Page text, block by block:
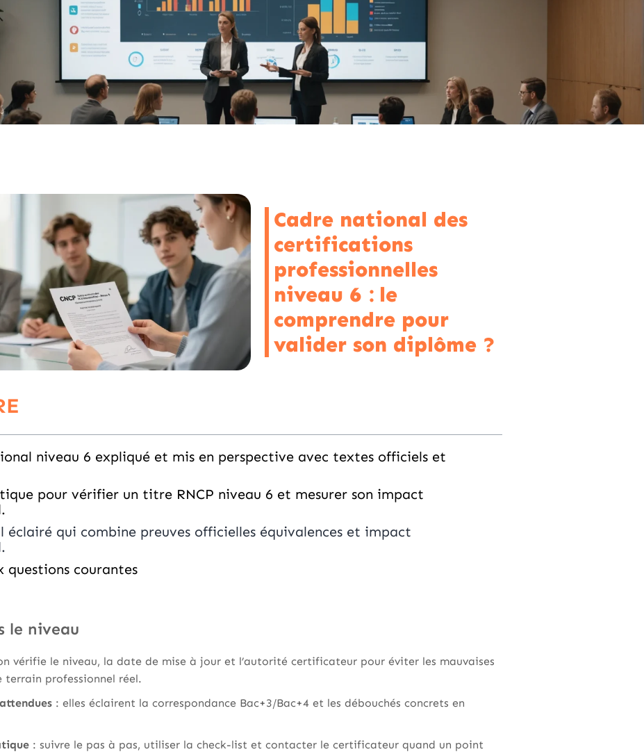
Cadre national des
certifications
professionnelles
niveau 6 : le
comprendre pour
valider son diplôme ?
niveau 6 expliqué et mis en perspective avec textes officiels et
pour vérifier un titre RNCP niveau 6 et mesurer son impact
éclairé qui combine preuves officielles équivalences et impact
questions courantes
le niveau
vérifie le niveau, la date de mise à jour et l’autorité certificateur pour éviter les mauvaises
terrain professionnel réel.
: elles éclairent la correspondance Bac+3/Bac+4 et les débouchés concrets en
: suivre le pas à pas, utiliser la check-list et contacter le certificateur quand un point